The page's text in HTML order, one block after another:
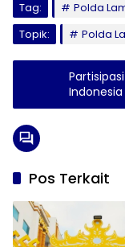
Tag:
Polda
Topik:
Polda
Indonesia
di Mesir
Pos Terkait